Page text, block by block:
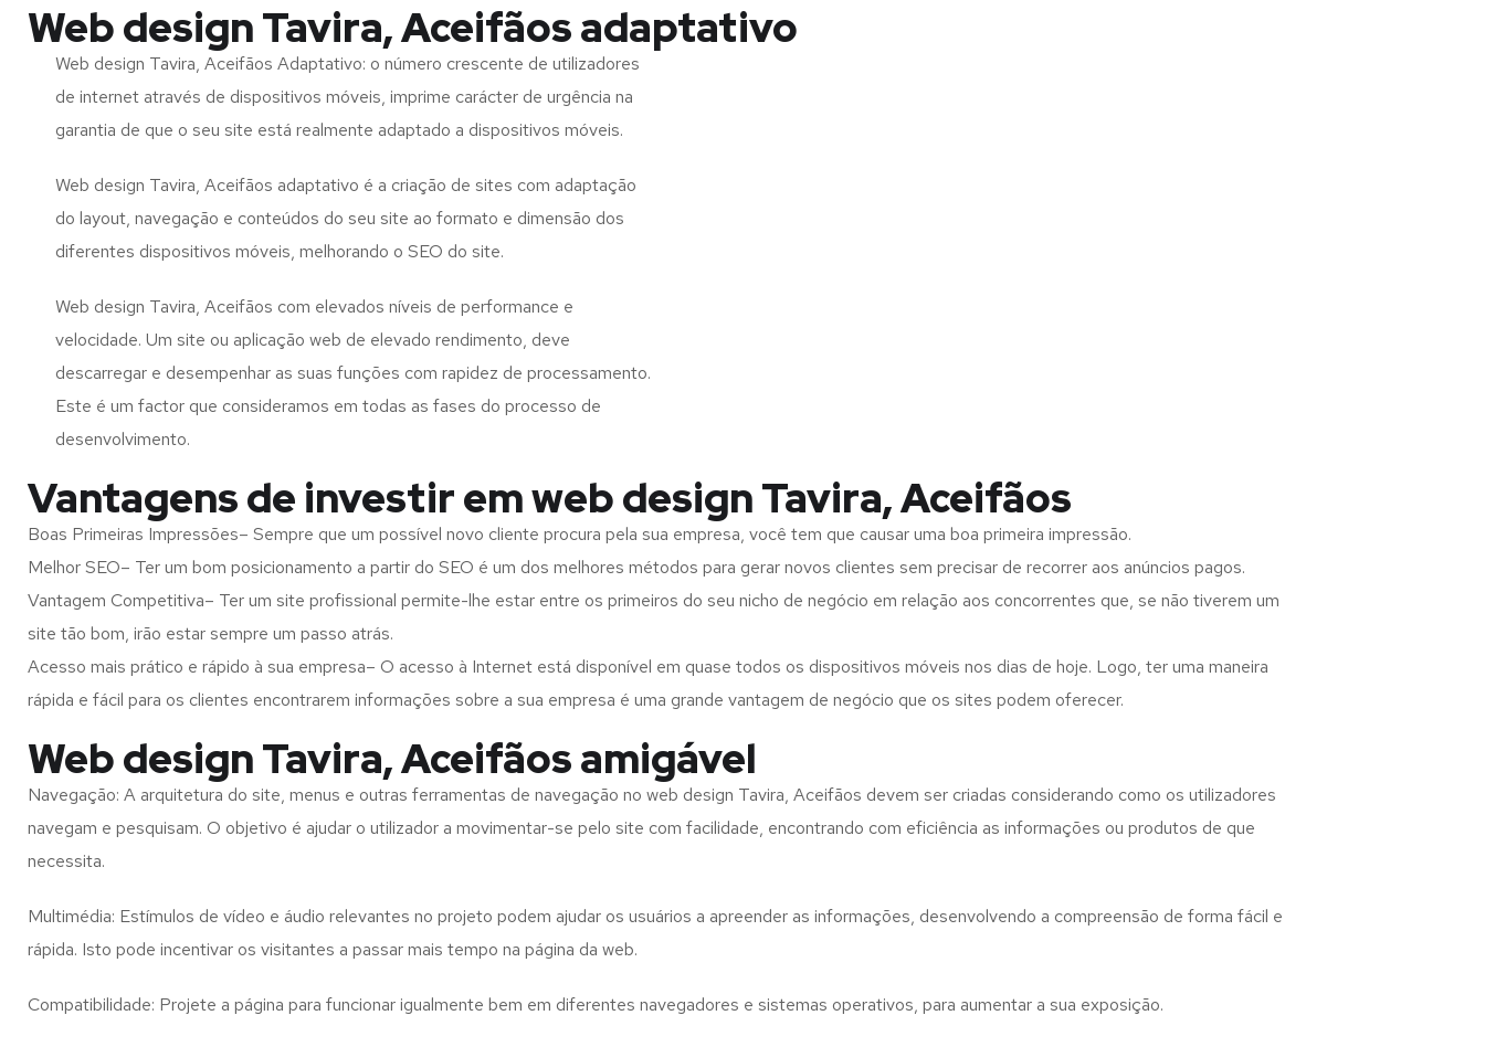
Web design Tavira, Aceifãos adaptativo
Web design Tavira, Aceifãos Adaptativo: o número crescente de utilizadores
de internet através de dispositivos móveis, imprime carácter de urgência na
garantia de que o seu site está realmente adaptado a dispositivos móveis.
Web design Tavira, Aceifãos adaptativo é a criação de sites com adaptação
do layout, navegação e conteúdos do seu site ao formato e dimensão dos
diferentes dispositivos móveis, melhorando o SEO do site.
Web design Tavira, Aceifãos com elevados níveis de performance e
velocidade. Um site ou aplicação web de elevado rendimento, deve
descarregar e desempenhar as suas funções com rapidez de processamento.
Este é um factor que consideramos em todas as fases do processo de
desenvolvimento.
Vantagens de investir em web design Tavira, Aceifãos
Boas Primeiras Impressões– Sempre que um possível novo cliente procura pela sua empresa, você tem que causar uma boa primeira impressão.
Melhor SEO– Ter um bom posicionamento a partir do SEO é um dos melhores métodos para gerar novos clientes sem precisar de recorrer aos anúncios pagos.
Vantagem Competitiva– Ter um site profissional permite-lhe estar entre os primeiros do seu nicho de negócio em relação aos concorrentes que, se não tiverem um
site tão bom, irão estar sempre um passo atrás.
Acesso mais prático e rápido à sua empresa– O acesso à Internet está disponível em quase todos os dispositivos móveis nos dias de hoje. Logo, ter uma maneira
rápida e fácil para os clientes encontrarem informações sobre a sua empresa é uma grande vantagem de negócio que os sites podem oferecer.
Web design Tavira, Aceifãos amigável
Navegação: A arquitetura do site, menus e outras ferramentas de navegação no web design Tavira, Aceifãos devem ser criadas considerando como os utilizadores
navegam e pesquisam. O objetivo é ajudar o utilizador a movimentar-se pelo site com facilidade, encontrando com eficiência as informações ou produtos de que
necessita.
Multimédia: Estímulos de vídeo e áudio relevantes no projeto podem ajudar os usuários a apreender as informações, desenvolvendo a compreensão de forma fácil e
rápida. Isto pode incentivar os visitantes a passar mais tempo na página da web.
Compatibilidade: Projete a página para funcionar igualmente bem em diferentes navegadores e sistemas operativos, para aumentar a sua exposição.